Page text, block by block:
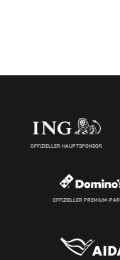
OFFIZIELLER HAUPTSPONSOR
OFFIZIELLER PREMIUM-